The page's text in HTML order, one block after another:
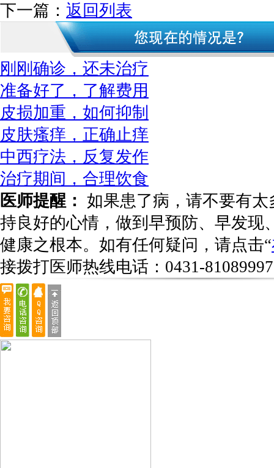
下一篇： 返回列表
刚刚确诊，还未治疗
准备好了，了解费用
皮损加重，如何抑制
皮肤瘙痒，正确止痒
中西疗法，反复发作
治疗期间，合理饮食
医师提醒： 如果患了病，请不要有
持良好的心情，做到早预防、早发现
健康之根本。如有任何疑问，请点击“
接拨打医师热线电话： 0431-81089997